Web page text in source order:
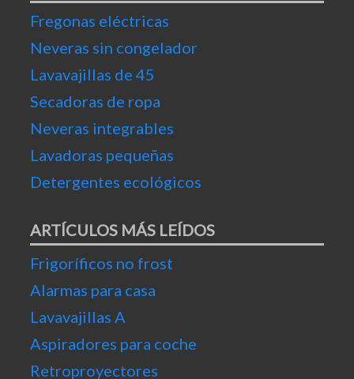
Fregonas eléctricas
Neveras sin congelador
Lavavajillas de 45
Secadoras de ropa
Neveras integrables
Lavadoras pequeñas
Detergentes ecológicos
ARTÍCULOS MÁS LEÍDOS
Frigoríficos no frost
Alarmas para casa
Lavavajillas A
Aspiradores para coche
Retroproyectores